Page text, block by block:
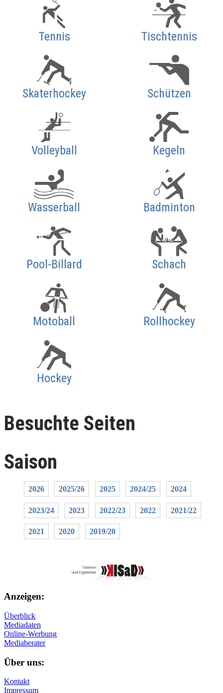
Tennis Tischtennis
Skaterhockey Schützen
Volleyball Kegeln
Wasserball Badminton
Pool-Billard Schach
Motoball Rollhockey
Hockey
Besuchte Seiten
Saison
2026 2025/26 2025 2024/25 2024
2023/24 2023 2022/23 2022 2021/22
2021 2020 2019/20
Anzeigen:
Überblick
Mediadaten
Online-Werbung
Mediaberater
Über uns:
Kontakt
Impressum